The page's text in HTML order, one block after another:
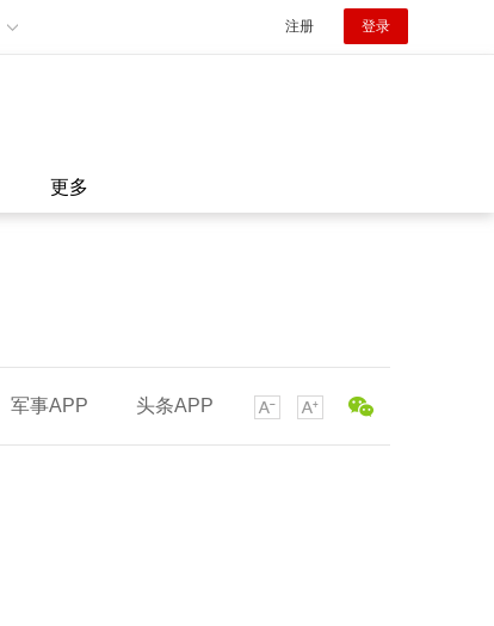
注册 登录
更多
军事APP 头条APP